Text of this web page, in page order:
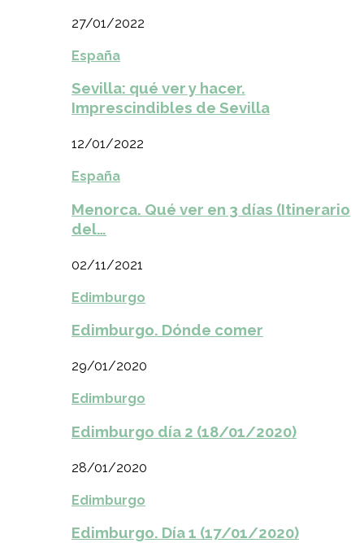
27/01/2022
España
Sevilla: qué ver y hacer.
Imprescindibles de Sevilla
12/01/2022
España
Menorca. Qué ver en 3 días (Itinerario
del…
02/11/2021
Edimburgo
Edimburgo. Dónde comer
29/01/2020
Edimburgo
Edimburgo día 2 (18/01/2020)
28/01/2020
Edimburgo
Edimburgo. Día 1 (17/01/2020)